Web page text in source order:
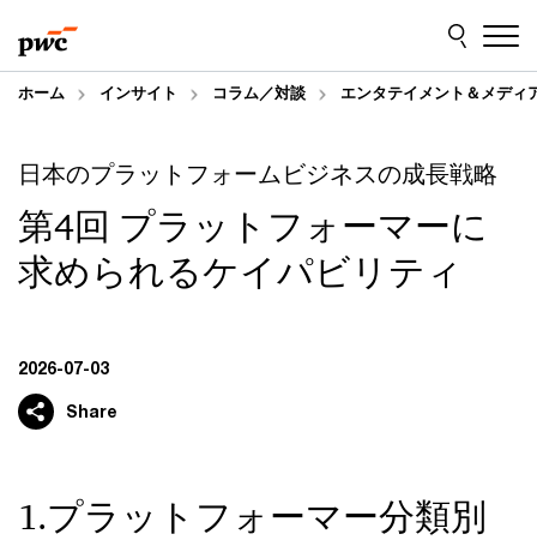
to
content
to
footer
ホーム インサイト コラム／対談 エンタテイメント＆メディ
日本のプラットフォームビジネスの成長戦略
第4回 プラットフォーマーに
求められるケイパビリティ
2026-07-03
Share
1.プラットフォーマー分類別